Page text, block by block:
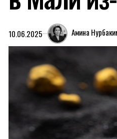
10.06.2025 Амина